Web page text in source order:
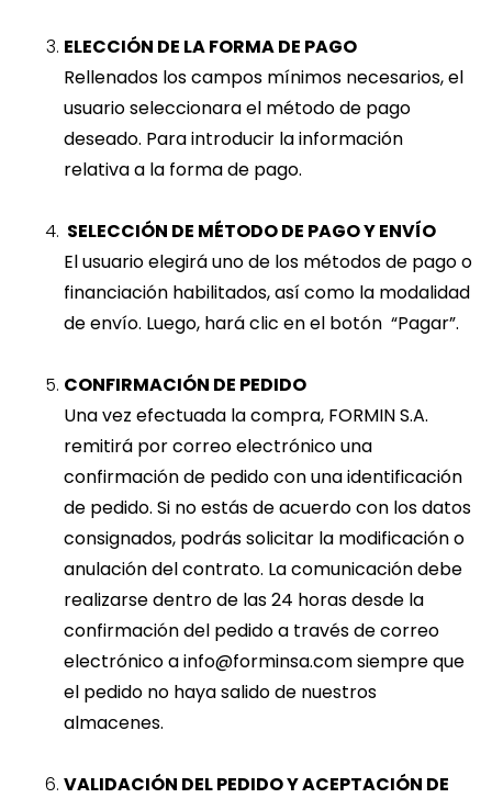
ELECCIÓN DE LA FORMA DE PAGO
Rellenados los campos mínimos necesarios, el
usuario seleccionara el método de pago
deseado. Para introducir la información
relativa a la forma de pago.
SELECCIÓN DE MÉTODO DE PAGO Y ENVÍO
El usuario elegirá uno de los métodos de pago o
financiación habilitados, así como la modalidad
de envío. Luego, hará clic en el botón “Pagar”.
CONFIRMACIÓN DE PEDIDO
Una vez efectuada la compra, FORMIN S.A.
remitirá por correo electrónico una
confirmación de pedido con una identificación
de pedido. Si no estás de acuerdo con los datos
consignados, podrás solicitar la modificación o
anulación del contrato. La comunicación debe
realizarse dentro de las 24 horas desde la
confirmación del pedido a través de correo
electrónico ainfo@forminsa.comsiempre que
el pedido no haya salido de nuestros
almacenes.
VALIDACIÓN DEL PEDIDO Y ACEPTACIÓN DE